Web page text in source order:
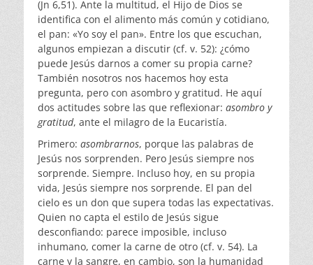
(Jn 6,51). Ante la multitud, el Hijo de Dios se
identifica con el alimento más común y cotidiano,
el pan: «Yo soy el pan». Entre los que escuchan,
algunos empiezan a discutir (cf. v. 52): ¿cómo
puede Jesús darnos a comer su propia carne?
También nosotros nos hacemos hoy esta
pregunta, pero con asombro y gratitud. He aquí
dos actitudes sobre las que reflexionar: asombro y
gratitud, ante el milagro de la Eucaristía.
Primero: asombrarnos, porque las palabras de
Jesús nos sorprenden. Pero Jesús siempre nos
sorprende. Siempre. Incluso hoy, en su propia
vida, Jesús siempre nos sorprende. El pan del
cielo es un don que supera todas las expectativas.
Quien no capta el estilo de Jesús sigue
desconfiando: parece imposible, incluso
inhumano, comer la carne de otro (cf. v. 54). La
carne y la sangre, en cambio, son la humanidad